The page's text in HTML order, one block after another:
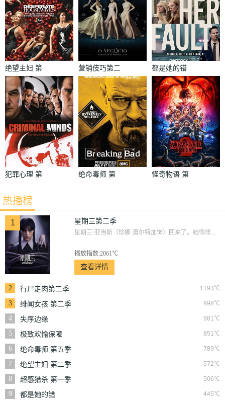
绝望主妇 第
二季
营销伎巧第二
季
都是她的错
犯罪心理 第
绝命毒师 第
怪奇物语 第
热播榜
1 星期三第二季
星期三·亚当斯（珍娜·奥尔特加饰）回来了。她徜徉...
播放指数:2061℃
查看详情
2 1193℃
行尸走肉第二季
3
998℃
绯闻女孩 第二季
4
981℃
失序边缘
5
851℃
极致欢愉保障
6
789℃
绝命毒师 第五季
7
572℃
绝望主妇 第二季
8
506℃
超感猎杀 第一季
9
445℃
都是她的错